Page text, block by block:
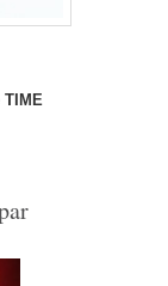
TIME